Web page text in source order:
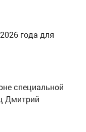
года для
специальной
Дмитрий